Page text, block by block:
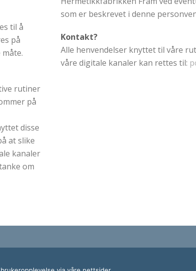
til å
på
rutiner
på
disse
at slike
kanaler
om
som er beskrevet i denne
Kontakt?
Alle henvendelser knyttet til våre
våre digitale kanaler kan rettes til: